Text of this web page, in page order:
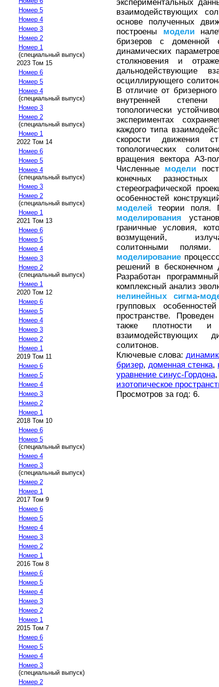
Номер 5
Номер 4
Номер 3
Номер 2
Номер 1
(специальный выпуск)
2023 Том 15
Номер 6
Номер 5
Номер 4
(специальный выпуск)
Номер 3
Номер 2
(специальный выпуск)
Номер 1
2022 Том 14
Номер 6
Номер 5
Номер 4
(специальный выпуск)
Номер 3
Номер 2
(специальный выпуск)
Номер 1
2021 Том 13
Номер 6
Номер 5
Номер 4
Номер 3
Номер 2
(специальный выпуск)
Номер 1
2020 Том 12
Номер 6
Номер 5
Номер 4
Номер 3
Номер 2
Номер 1
2019 Том 11
Номер 6
Номер 5
Номер 4
Номер 3
Номер 2
Номер 1
2018 Том 10
Номер 6
Номер 5
(специальный выпуск)
Номер 4
Номер 3
(специальный выпуск)
Номер 2
Номер 1
2017 Том 9
Номер 6
Номер 5
Номер 4
Номер 3
Номер 2
Номер 1
2016 Том 8
Номер 6
Номер 5
Номер 4
Номер 3
Номер 2
Номер 1
2015 Том 7
Номер 6
Номер 5
Номер 4
Номер 3
(специальный выпуск)
Номер 2
экспериментальных
взаимодействующих
основе полученных
построены модели
бризеров с доменной
динамических
столкновения и
дальнодействующие
осциллирующего
В отличие от
внутренней
топологически
экспериментах
каждого типа
скорости движения
топологических
вращения вектора А3-
Численные модели
конечных разностных
стереографической
особенностей
моделей теории поля.
моделирования
граничные условия,
возмущений,
солитонными
моделирование
решений в бесконечном
Разработан
комплексный анализ
нелинейных
сигма-
групповых
пространстве.
также плотности и
взаимодействующих
солитонов.
Ключевые слова:
бризер, доменная стенка,
уравнение синус-Гордона
изотопическое
Просмотров за год: 6.